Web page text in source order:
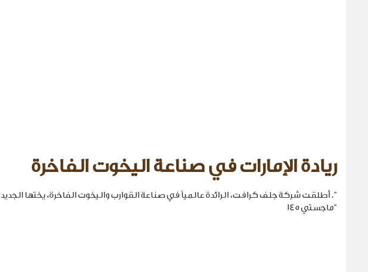
ريادة الإمارات في صناعة اليخوت الفاخرة
". أطلقت شركة جلف كرافت، الرائدة عالمياً في صناعة القوارب واليخوت الفاخرة، يختها الجديد
"ماجستي 145